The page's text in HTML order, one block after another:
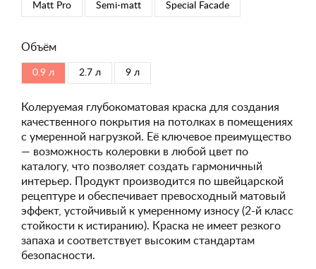
Matt Pro Semi-matt Special Faсade
Объём
0.9 л 2.7 л 9 л
Колеруемая глубокоматовая краска для создания
качественного покрытия на потолках в помещениях
с умеренной нагрузкой. Её ключевое преимущество
— возможность колеровки в любой цвет по
каталогу, что позволяет создать гармоничный
интерьер. Продукт производится по швейцарской
рецептуре и обеспечивает превосходный матовый
эффект, устойчивый к умеренному износу (2-й класс
стойкости к истиранию). Краска не имеет резкого
запаха и соответствует высоким стандартам
безопасности.